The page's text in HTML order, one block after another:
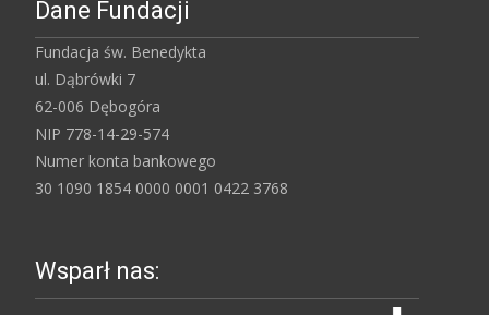
Dane Fundacji
Fundacja św. Benedykta
ul. Dąbrówki 7
62-006 Dębogóra
NIP 778-14-29-574
Numer konta bankowego
30 1090 1854 0000 0001 0422 3768
Wsparł nas: